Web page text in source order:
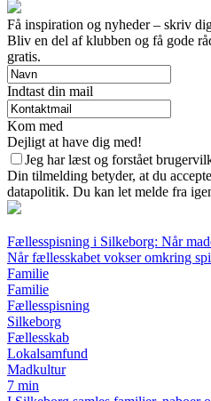
Få inspiration og nyheder – skriv
Bliv en del af klubben og få gode
gratis.
Indtast din mail
Kom med
Dejligt at have dig med!
Jeg har læst og forstået
Din tilmelding betyder, at du
datapolitik. Du kan let melde fra
Fællesspisning i Silkeborg: Når
Når fællesskabet vokser omkring
Familie
Familie
Fællesspisning
Silkeborg
Fællesskab
Lokalsamfund
Madkultur
7 min